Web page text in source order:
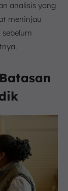
analisis yang
meninjau